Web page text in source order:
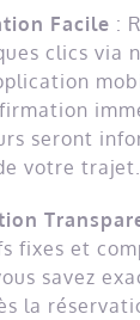
Facile :
clics via
seront
votre trajet.
fixes et
savez
la